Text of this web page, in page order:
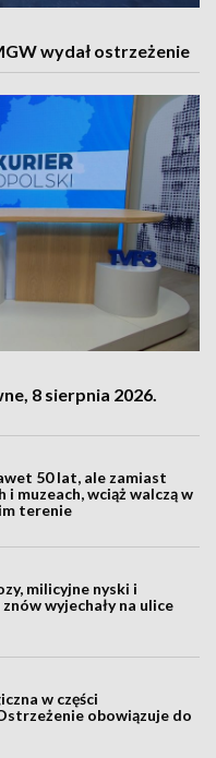
wydał ostrzeżenie
8 sierpnia 2026.
50 lat, ale zamiast
i muzeach, wciąż walczą w
terenie
milicyjne nyski i
wyjechały na ulice
w części
obowiązuje do